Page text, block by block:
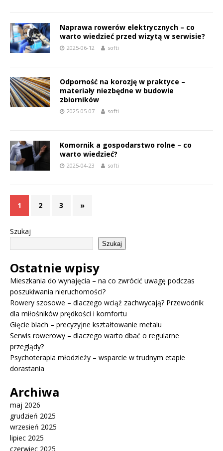
Naprawa rowerów elektrycznych – co
warto wiedzieć przed wizytą w serwisie?
2025-06-12 softi
Odporność na korozję w praktyce –
materiały niezbędne w budowie
zbiorników
2025-05-07 softi
Komornik a gospodarstwo rolne – co
warto wiedzieć?
2025-04-23 softi
1 2 3 »
Szukaj
Szukaj
Ostatnie wpisy
Mieszkania do wynajęcia – na co zwrócić uwagę podczas
poszukiwania nieruchomości?
Rowery szosowe – dlaczego wciąż zachwycają? Przewodnik
dla miłośników prędkości i komfortu
Gięcie blach – precyzyjne kształtowanie metalu
Serwis rowerowy – dlaczego warto dbać o regularne
przeglądy?
Psychoterapia młodzieży – wsparcie w trudnym etapie
dorastania
Archiwa
maj 2026
grudzień 2025
wrzesień 2025
lipiec 2025
czerwiec 2025